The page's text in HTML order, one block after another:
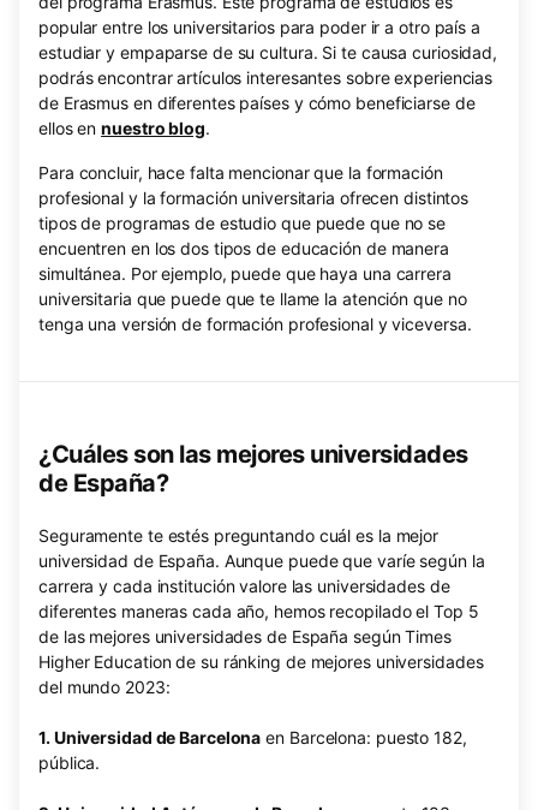
popular entre los universitarios para poder ir a otro país a
estudiar y empaparse de su cultura. Si te causa curiosidad,
podrás encontrar artículos interesantes sobre experiencias
de Erasmus en diferentes países y cómo beneficiarse de
ellos ennuestro blog.
Para concluir, hace falta mencionar que la formación
profesional y la formación universitaria ofrecen distintos
tipos de programas de estudio que puede que no se
encuentren en los dos tipos de educación de manera
simultánea. Por ejemplo, puede que haya una carrera
universitaria que puede que te llame la atención que no
tenga una versión de formación profesional y viceversa.
¿Cuáles son las mejores universidades
de España?
Seguramente te estés preguntando cuál es la mejor
universidad de España. Aunque puede que varíe según la
carrera y cada institución valore las universidades de
diferentes maneras cada año, hemos recopilado el Top 5
de las mejores universidades de España según Times
Higher Education de su ránking de mejores universidades
del mundo 2023:
1. Universidad de Barcelona en Barcelona: puesto 182,
pública.